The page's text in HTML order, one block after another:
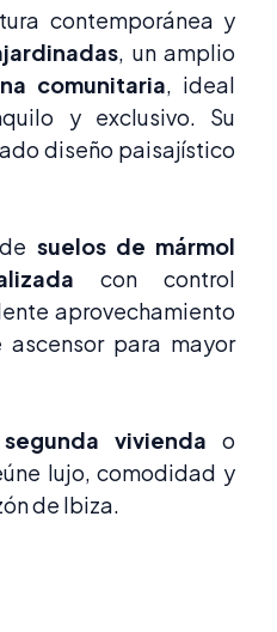
contemporánea y
, un amplio
comunitaria, ideal
y exclusivo. Su
diseño paisajístico
suelos de mármol
con control
aprovechamiento
para mayor
segunda vivienda o
lujo, comodidad y
de Ibiza.